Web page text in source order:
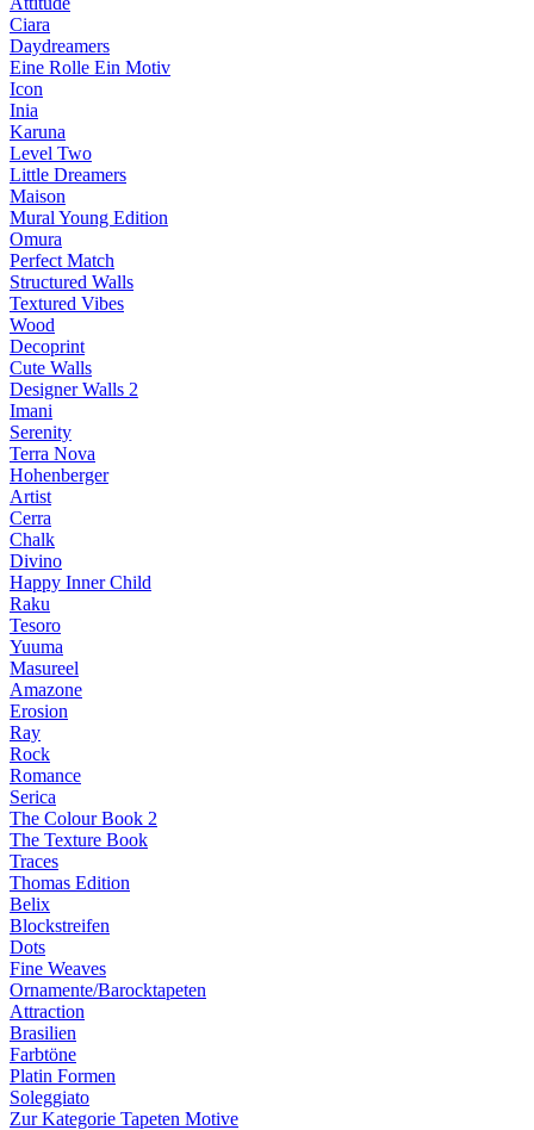
Ciara
Daydreamers
Eine Rolle Ein Motiv
Icon
Inia
Karuna
Level Two
Little Dreamers
Maison
Mural Young Edition
Omura
Perfect Match
Structured Walls
Textured Vibes
Wood
Decoprint
Cute Walls
Designer Walls 2
Imani
Serenity
Terra Nova
Hohenberger
Artist
Cerra
Chalk
Divino
Happy Inner Child
Raku
Tesoro
Yuuma
Masureel
Amazone
Erosion
Ray
Rock
Romance
Serica
The Colour Book 2
The Texture Book
Traces
Thomas Edition
Belix
Blockstreifen
Dots
Fine Weaves
Ornamente/Barocktapeten
Attraction
Brasilien
Farbtöne
Platin Formen
Soleggiato
Zur Kategorie Tapeten Motive